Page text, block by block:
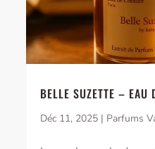
BELLE SUZETTE – EAU
Déc 11, 2025| Parfums